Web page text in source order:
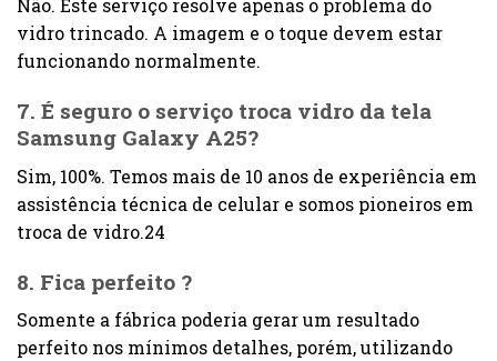
Não. Este serviço resolve apenas o problema do
vidro trincado. A imagem e o toque devem estar
funcionando normalmente.
7. É seguro o serviço troca vidro da tela
Samsung Galaxy A25?
Sim, 100%. Temos mais de 10 anos de experiência em
assistência técnica de celular e somos pioneiros em
troca de vidro.24
8. Fica perfeito ?
Somente a fábrica poderia gerar um resultado
perfeito nos mínimos detalhes, porém, utilizando